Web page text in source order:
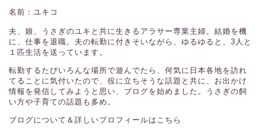
名前：ユキコ
夫、娘、うさぎのユキと共に生きるアラサー専業主婦。結婚を機
に、仕事を退職。夫の転勤に付きそいながら、ゆるゆると、3人と
１匹生活を送っています。
転勤するたびいろんな場所で遊んでたら、何気に日本各地を訪れ
てることに気付いたので、役に立ちそうな話題と共に、お出かけ
情報を発信してみようと思い、ブログを始めました。うさぎの飼
い方や子育ての話題も多め。
ブログについて＆詳しいプロフィールはこちら